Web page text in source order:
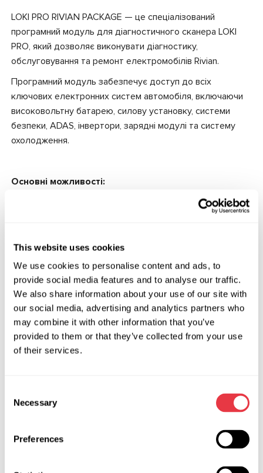
This website uses cookies
We use cookies to personalise content and ads, to
provide social media features and to analyse our traffic.
We also share information about your use of our site with
our social media, advertising and analytics partners who
may combine it with other information that you’ve
provided to them or that they’ve collected from your use
of their services.
Selection
Necessary
Preferences
LOKI PRO RIVIAN PACKAGE — це спеціалізований
програмний модуль для діагностичного сканера LOKI
PRO, який дозволяє виконувати діагностику,
обслуговування та ремонт електромобілів Rivian.
Програмний модуль забезпечує доступ до всіх
ключових електронних систем автомобіля, включаючи
високовольтну батарею, силову установку, системи
безпеки, ADAS, інвертори, зарядні модулі та систему
охолодження.
Основні можливості:
Робота з DTC: зчитування, розшифрування та
видалення діагностичних кодів помилок з усіх
Системні задачі: проведення комплексних
тестів, калібрувань та адаптацій усіх систем
автомобіля.
Відв’язка ECU: програмне забезпечення
дозволяє відв’язати блок управління від
автомобіля перед демонтажем для повторного
використання.
Live Data: отримання важливої інформації з усіх
інструментів для відновлення автомобіля після
Активація сервісних режимів: переведення
систем у сервісний режим для обслуговування